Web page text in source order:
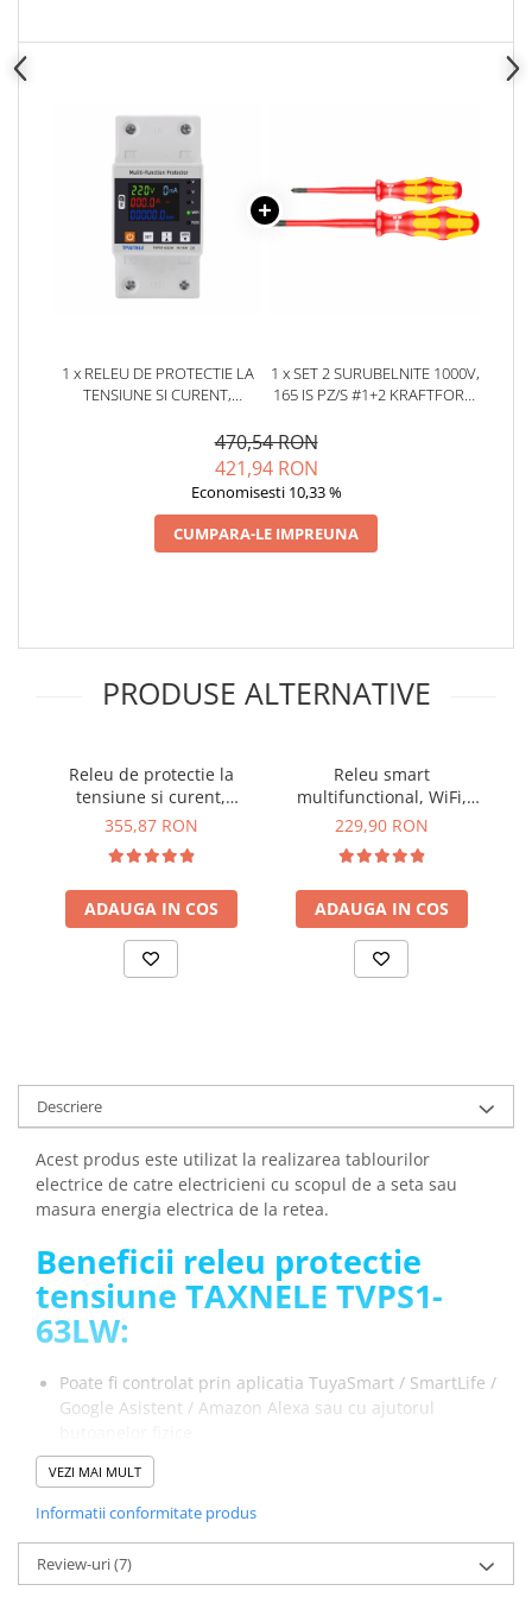
Descarcatoare de Supratensiune
Contactoare
Tablouri Electrice
Accesorii Tablouri Electrice
Stabilizatoare de Tensiune
Convertoare de Tensiune
Panouri Fotovoltaice
Intrerupatoare Smart
Prize Inteligente
Lampi Solare
Proiectoare LED
Roboti de Pornire Auto
Microscoape Biologice
1 x RELEU DE PROTECTIE LA
TENSIUNE SI CURENT,
TAXNELE TVPS1-63LW
1 x SET 2 SURUBELNITE 1000V,
165 IS PZ/S #1+2 KRAFTFORM
470,54 RON
421,94 RON
Economisesti 10,33 %
CUMPARA-LE IMPREUNA
PRODUSE ALTERNATIVE
Releu de protectie la
tensiune si curent,
control de la distanta,
355,87 RON
ADAUGA IN COS
Releu smart
multifunctional, WiFi,
TAXNELE KWS-302WF
229,90 RON
ADAUGA IN COS
Descriere
Acest produs este utilizat la realizarea tablourilor
electrice de catre electricieni cu scopul de a seta sau
masura energia electrica de la retea.
Beneficii releu protectie
tensiune TAXNELE TVPS1-
63LW:
Poate fi controlat prin aplicatia TuyaSmart / SmartLife /
Google Asistent / Amazon Alexa sau cu ajutorul
Asigura o siguranta sporita deoarece intrerupe in
acelasi timp ambele fire de Faza si Nul fata de
modelele clasice care intrerup doar faza
supracurent, scurgere curent
Timpul de reconectare poate fi setat intre 1 si 500s
VEZI MAI MULT
Informatii conformitate produs
Review-uri(7)